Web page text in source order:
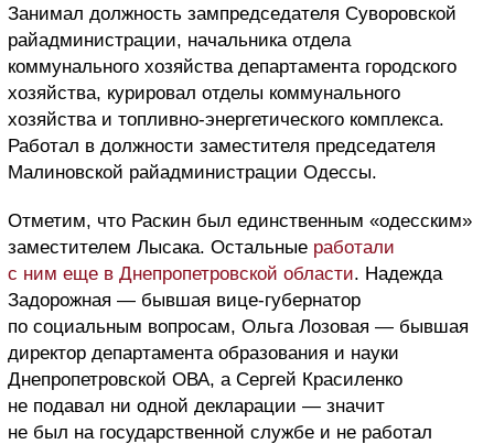
Занимал должность зампредседателя Суворовской
райадминистрации, начальника отдела
коммунального хозяйства департамента городского
хозяйства, курировал отделы коммунального
хозяйства и топливно-энергетического комплекса.
Работал в должности заместителя председателя
Малиновской райадминистрации Одессы.
Отметим, что Раскин был единственным «одесским»
заместителем Лысака. Остальные работали
с ним еще в Днепропетровской области. Надежда
Задорожная — бывшая вице-губернатор
по социальным вопросам, Ольга Лозовая — бывшая
директор департамента образования и науки
Днепропетровской ОВА, а Сергей Красиленко
не подавал ни одной декларации — значит
не был на государственной службе и не работал